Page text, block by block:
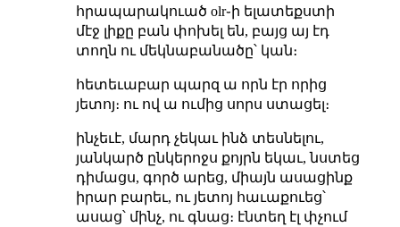
հրապարակուած olr֊ի ելատեքստի
մէջ լիքը բան փոխել են, բայց այ էդ
տողն ու մեկնաբանածը՝ կան։
հետեւաբար պարզ ա որն էր որից
յետոյ։ ու ով ա ումից սորս ստացել։
ինչեւէ, մարդ չեկաւ ինձ տեսնելու,
յանկարծ ընկերոջս քոյրն եկաւ, նստեց
դիմացս, գործ արեց, միայն ասացինք
իրար բարեւ, ու յետոյ հաւաքուեց՝
ասաց՝ մինչ, ու գնաց։ էնտեղ էլ փչում